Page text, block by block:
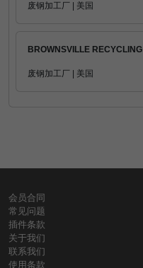
废钢加工厂 | 美国
BROWNSVILLE RECYCLING
废钢加工厂 | 美国
会员合同
常见问题
插件条款
关于我们
联系我们
使用条款